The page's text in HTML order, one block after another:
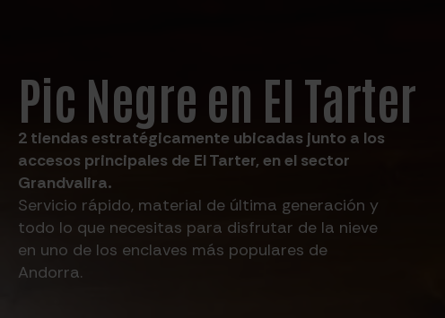
Pic Negre en El Tarter
2 tiendas estratégicamente ubicadas junto a los
accesos principales de El Tarter, en el sector
Grandvalira.
Servicio rápido, material de última generación y
todo lo que necesitas para disfrutar de la nieve
en uno de los enclaves más populares de
Andorra.